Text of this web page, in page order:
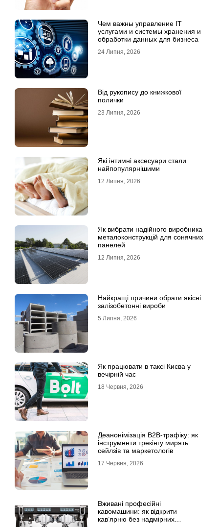
Чем важны управление IT
услугами и системы хранения и
обработки данных для бизнеса
24 Липня, 2026
Від рукопису до книжкової
полички
23 Липня, 2026
Які інтимні аксесуари стали
найпопулярнішими
12 Липня, 2026
Як вибрати надійного виробника
металоконструкцій для сонячних
панелей
12 Липня, 2026
Найкращі причини обрати якісні
залізобетонні вироби
5 Липня, 2026
Як працювати в таксі Києва у
вечірній час
18 Червня, 2026
Деанонімізація B2B-трафіку: як
інструменти трекінгу мирять
сейлзів та маркетологів
17 Червня, 2026
Вживані професійні
кавомашини: як відкрити
кав’ярню без надмірних